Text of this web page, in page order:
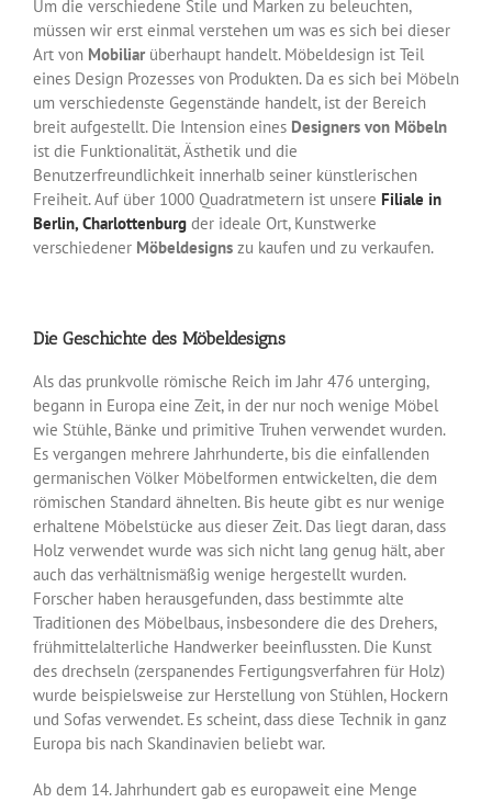
Um die verschiedene Stile und Marken zu beleuchten,
müssen wir erst einmal verstehen um was es sich bei dieser
Art von Mobiliarüberhaupt handelt. Möbeldesign ist Teil
eines Design Prozesses von Produkten. Da es sich bei Möbeln
um verschiedenste Gegenstände handelt, ist der Bereich
breit aufgestellt. Die Intension eines Designers von Möbeln
ist die Funktionalität, Ästhetik und die
Benutzerfreundlichkeit innerhalb seiner künstlerischen
Freiheit. Auf über 1000 Quadratmetern ist unsere Filiale in
Berlin, Charlottenburgder ideale Ort, Kunstwerke
verschiedener Möbeldesignszu kaufen und zu verkaufen.
Die Geschichte des Möbeldesigns
Als das prunkvolle römische Reich im Jahr 476 unterging,
begann in Europa eine Zeit, in der nur noch wenige Möbel
wie Stühle, Bänke und primitive Truhen verwendet wurden.
Es vergangen mehrere Jahrhunderte, bis die einfallenden
germanischen Völker Möbelformen entwickelten, die dem
römischen Standard ähnelten. Bis heute gibt es nur wenige
erhaltene Möbelstücke aus dieser Zeit. Das liegt daran, dass
Holz verwendet wurde was sich nicht lang genug hält, aber
auch das verhältnismäßig wenige hergestellt wurden.
Forscher haben herausgefunden, dass bestimmte alte
Traditionen des Möbelbaus, insbesondere die des Drehers,
frühmittelalterliche Handwerker beeinflussten. Die Kunst
des drechseln (zerspanendes Fertigungsverfahren für Holz)
wurde beispielsweise zur Herstellung von Stühlen, Hockern
und Sofas verwendet. Es scheint, dass diese Technik in ganz
Europa bis nach Skandinavien beliebt war.
Ab dem 14. Jahrhundert gab es europaweit eine Menge